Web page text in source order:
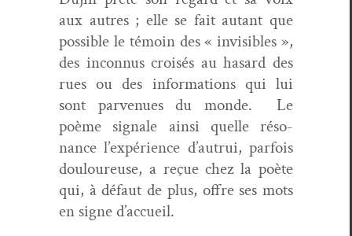
aux autres ; elle se fait autant que
pos­si­ble le témoin des « invis­i­bles »,
des incon­nus croisés au hasard des
rues ou des infor­ma­tions qui lui
sont par­v­enues du monde. Le
poème sig­nale ain­si quelle réso­
nance l’expérience d’autrui, par­fois
douloureuse, a reçue chez la poète
qui, à défaut de plus, offre ses mots
en signe d’accueil.